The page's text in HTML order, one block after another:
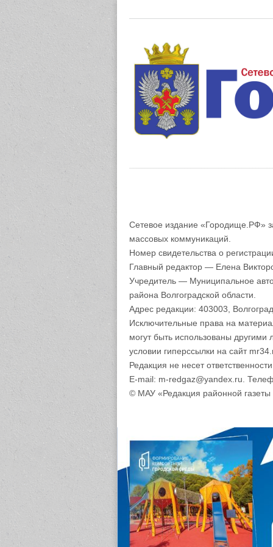
Сетевое издание «Городище.РФ»
массовых коммуникаций.
Номер свидетельства о
Главный редактор — Елена
Учредитель — Муниципальное
района Волгоградской области.
Адрес редакции: 403003,
Исключительные права на
могут быть использованы
условии гиперссылки на сайт
Редакция не несет
E-mail: m-redgaz@yandex.ru.
© МАУ «Редакция районной газеты